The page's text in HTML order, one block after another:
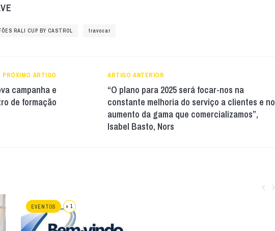
RALI CUP BY CASTROL travocar
PRÓXIMO ARTIGO
campanha e
de formação
ARTIGO ANTERIOR
“O plano para 2025 será focar-nos na
constante melhoria do serviço a clientes e no
aumento da gama que comercializamos”,
Isabel Basto, Nors
EVENTOS + 1